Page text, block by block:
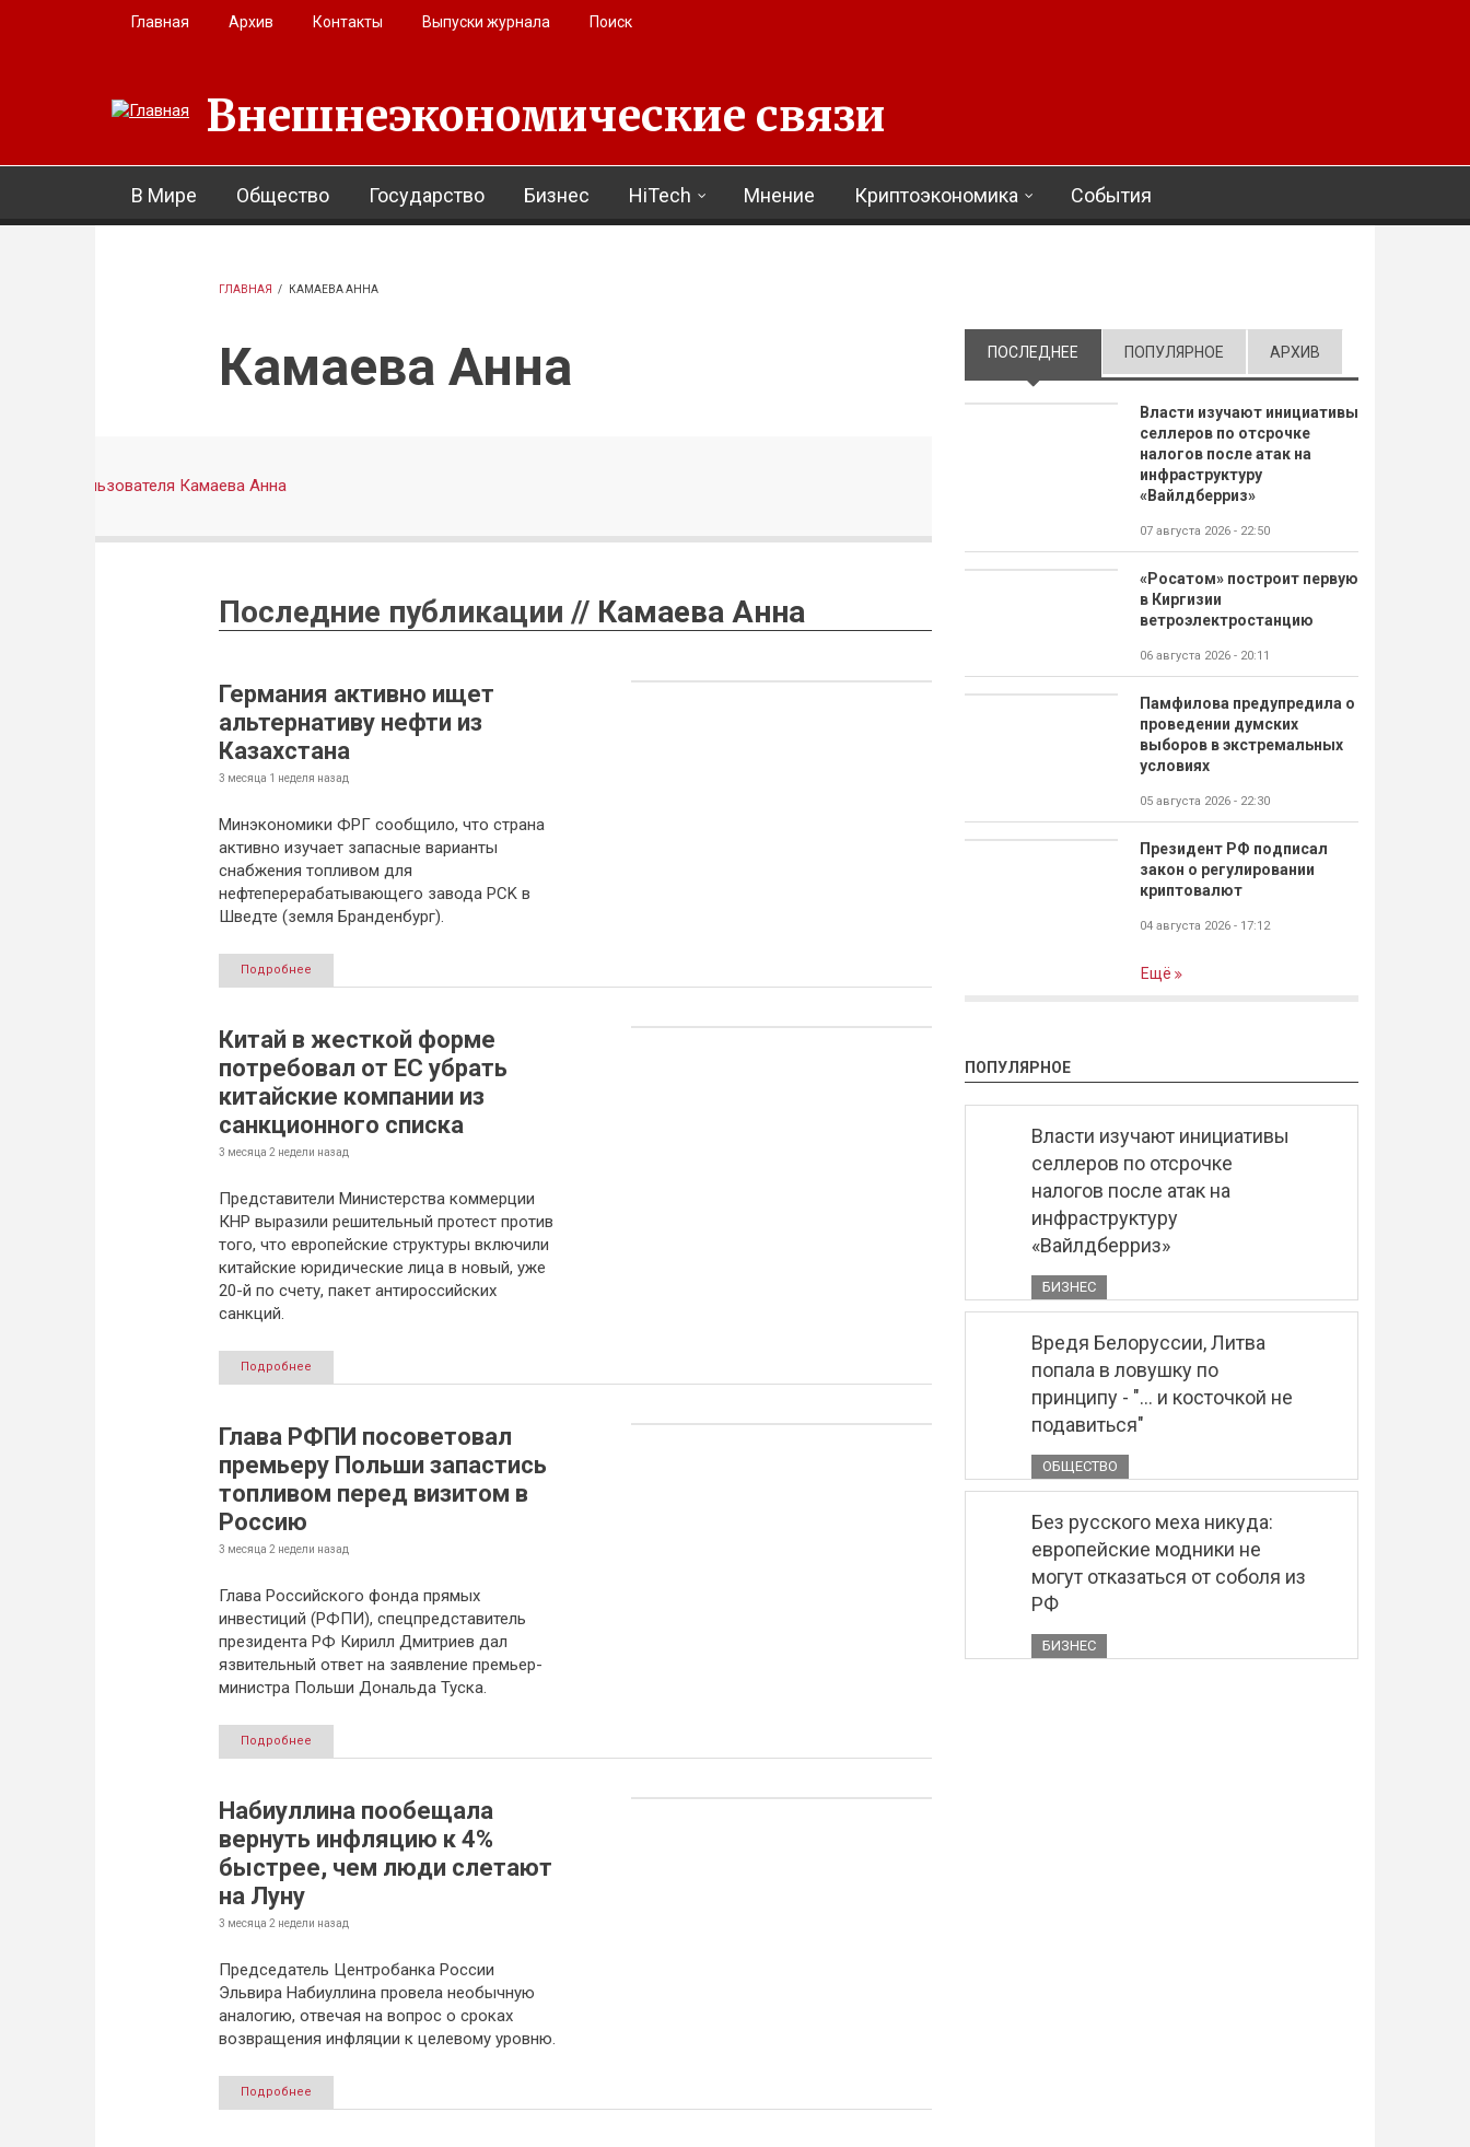
Перейти к основному содержанию
Главная Архив Контакты Выпуски журнала Поиск
Внешнеэкономические связи
В Мире Общество Государство Бизнес HiTech Мнение Криптоэкономика События
ГЛАВНАЯ / КАМАЕВА АННА
Камаева Анна
Последние публикации // Камаева Анна
Германия активно ищет
альтернативу нефти из
Казахстана
3 месяца 1 неделя назад
Минэкономики ФРГ сообщило, что страна
активно изучает запасные варианты
снабжения топливом для
нефтеперерабатывающего завода PCK в
Шведте (земля Бранденбург).
Подробнее
Китай в жесткой форме
потребовал от ЕС убрать
китайские компании из
санкционного списка
3 месяца 2 недели назад
Представители Министерства коммерции
КНР выразили решительный протест против
того, что европейские структуры включили
китайские юридические лица в новый, уже
20-й по счету, пакет антироссийских
санкций.
Подробнее
Глава РФПИ посоветовал
премьеру Польши запастись
топливом перед визитом в
Россию
3 месяца 2 недели назад
Глава Российского фонда прямых
инвестиций (РФПИ), спецпредставитель
президента РФ Кирилл Дмитриев дал
язвительный ответ на заявление премьер-
министра Польши Дональда Туска.
Подробнее
Набиуллина пообещала
вернуть инфляцию к 4%
быстрее, чем люди слетают
на Луну
3 месяца 2 недели назад
Председатель Центробанка России
Эльвира Набиуллина провела необычную
аналогию, отвечая на вопрос о сроках
возвращения инфляции к целевому уровню.
Подробнее
ПОСЛЕДНЕЕ (АКТИВНАЯ ВКЛАДКА)
ПОПУЛЯРНОЕ АРХИВ
Власти изучают инициативы
селлеров по отсрочке
налогов после атак на
инфраструктуру
«Вайлдберриз»
07 августа 2026 - 22:50
«Росатом» построит первую
в Киргизии
ветроэлектростанцию
06 августа 2026 - 20:11
Памфилова предупредила о
проведении думских
выборов в экстремальных
условиях
05 августа 2026 - 22:30
Президент РФ подписал
закон о регулировании
криптовалют
04 августа 2026 - 17:12
Ещё
ПОПУЛЯРНОЕ
Власти изучают инициативы
селлеров по отсрочке
налогов после атак на
инфраструктуру
«Вайлдберриз»
БИЗНЕС
Вредя Белоруссии, Литва
попала в ловушку по
принципу - "... и косточкой не
подавиться"
ОБЩЕСТВО
Без русского меха никуда:
европейские модники не
могут отказаться от соболя из
РФ
БИЗНЕС